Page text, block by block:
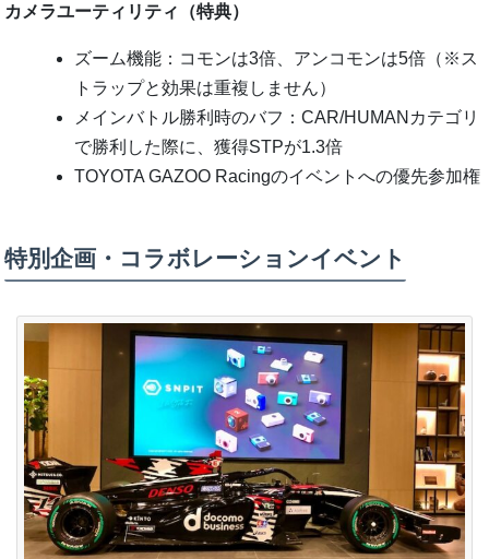
カメラユーティリティ（特典）
ズーム機能：コモンは3倍、アンコモンは5倍（※ス
トラップと効果は重複しません）
メインバトル勝利時のバフ：CAR/HUMANカテゴリ
で勝利した際に、獲得STPが1.3倍
TOYOTA GAZOO Racingのイベントへの優先参加権
特別企画・コラボレーションイベント